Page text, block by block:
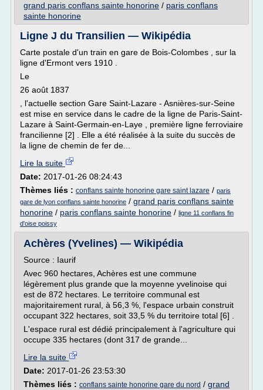
grand paris conflans sainte honorine / paris conflans
sainte honorine
Ligne J du Transilien — Wikipédia
Carte postale d'un train en gare de Bois-Colombes , sur la
ligne d'Ermont vers 1910 .
Le
26 août 1837
, l'actuelle section Gare Saint-Lazare - Asnières-sur-Seine
est mise en service dans le cadre de la ligne de Paris-Saint-
Lazare à Saint-Germain-en-Laye , première ligne ferroviaire
francilienne [2] . Elle a été réalisée à la suite du succès de
la ligne de chemin de fer de...
Lire la suite
Date: 2017-01-26 08:24:43
Thèmes liés : conflans sainte honorine gare saint lazare / paris
gare de lyon conflans sainte honorine / grand paris conflans sainte
honorine / paris conflans sainte honorine / ligne 11 conflans fin
d'oise poissy
Achères (Yvelines) — Wikipédia
Source : Iaurif
Avec 960 hectares, Achères est une commune
légèrement plus grande que la moyenne yvelinoise qui
est de 872 hectares. Le territoire communal est
majoritairement rural, à 56,3 %, l'espace urbain construit
occupant 322 hectares, soit 33,5 % du territoire total [6] .
L'espace rural est dédié principalement à l'agriculture qui
occupe 335 hectares (dont 317 de grande...
Lire la suite
Date: 2017-01-26 23:53:30
Thèmes liés : conflans sainte honorine gare du nord / grand